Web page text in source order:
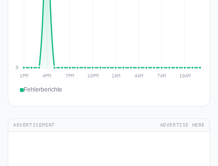
Fehlerberichte
ADVERTISEMENT ADVERTISE HERE